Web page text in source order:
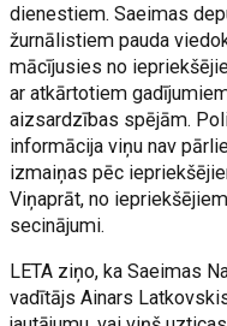
dienestiem. Saeimas
žurnālistiem pauda
mācījusies no
ar atkārtotiem
aizsardzības spējām.
informācija viņu nav
izmaiņas pēc
Viņaprāt, no
secinājumi.
LETA ziņo, ka Saeimas
vadītājs Ainars